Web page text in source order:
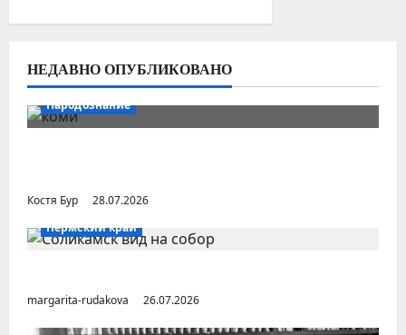
НЕДАВНО ОПУБЛИКОВАНО
Народознание
Костя Бур
28.07.2026
Пермский край
margarita-rudakova 26.07.2026